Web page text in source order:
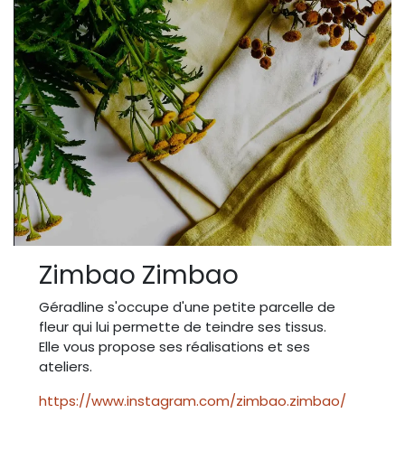
Zimbao Zimbao
Géradline s'occupe d'une petite parcelle de
fleur qui lui permette de teindre ses tissus.
Elle vous propose ses réalisations et ses
ateliers.
https://www.instagram.com/zimbao.zimbao/